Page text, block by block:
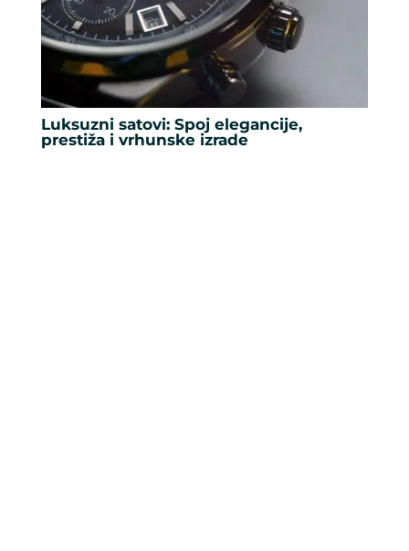
Luksuzni satovi: Spoj elegancije,
prestiža i vrhunske izrade